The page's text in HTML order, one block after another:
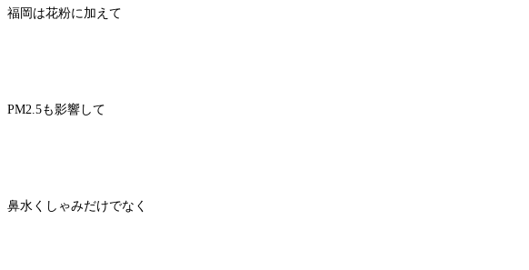
福岡は花粉に加えて
PM2.5も影響して
鼻水くしゃみだけでなく